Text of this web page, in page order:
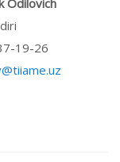
19-26